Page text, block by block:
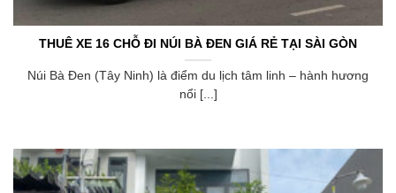
THUÊ XE 16 CHỖ ĐI NÚI BÀ ĐEN GIÁ RẺ TẠI SÀI GÒN
Núi Bà Đen (Tây Ninh) là điểm du lịch tâm linh – hành hương
nổi [...]